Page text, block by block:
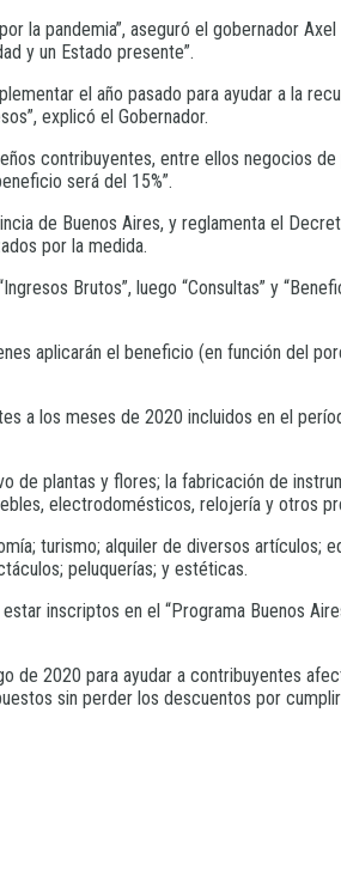
la pandemia”, aseguró el gobernador
y un Estado presente”.
el año pasado para ayudar a la
explicó el Gobernador.
contribuyentes, entre ellos negocios
será del 15%”.
de Buenos Aires, y reglamenta el
por la medida.
Brutos”, luego “Consultas” y
aplicarán el beneficio (en función del
a los meses de 2020 incluidos en el
plantas y flores; la fabricación de
electrodomésticos, relojería y otros
turismo; alquiler de diversos artículos;
peluquerías; y estéticas.
inscriptos en el “Programa Buenos
de 2020 para ayudar a contribuyentes
sin perder los descuentos por